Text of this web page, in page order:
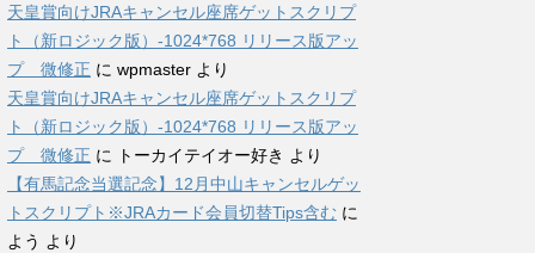
天皇賞向けJRAキャンセル座席ゲットスクリプ
ト（新ロジック版）-1024*768 リリース版アッ
プ 微修正 に wpmaster より
天皇賞向けJRAキャンセル座席ゲットスクリプ
ト（新ロジック版）-1024*768 リリース版アッ
プ 微修正 に トーカイテイオー好き より
【有馬記念当選記念】12月中山キャンセルゲッ
トスクリプト※JRAカード会員切替Tips含む に
よう より